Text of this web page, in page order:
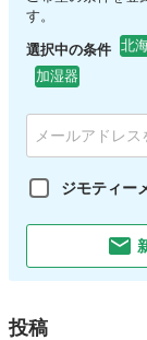
す。
選択中の条件 北
加湿器
ジモティー
投稿